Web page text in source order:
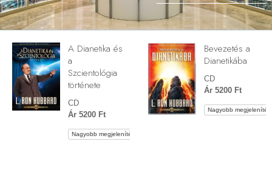
A Dianetika és
a
Szcientológia
története
CD
Ár 5200 Ft
Nagyobb megjelenítés
Bevezetés a
Dianetikába
CD
Ár 5200 Ft
Nagyobb megjelenítés